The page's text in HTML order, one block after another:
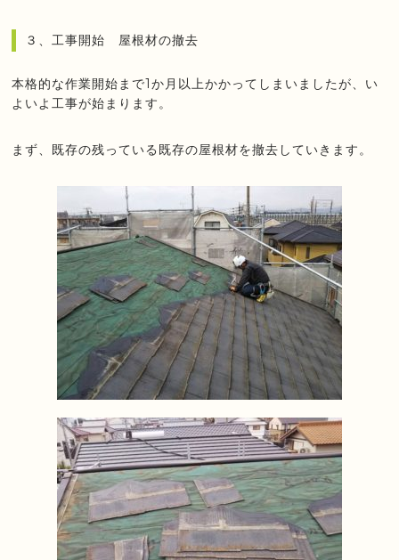
３、工事開始 屋根材の撤去
本格的な作業開始まで1か月以上かかってしまいましたが、い
よいよ工事が始まります。
まず、既存の残っている既存の屋根材を撤去していきます。